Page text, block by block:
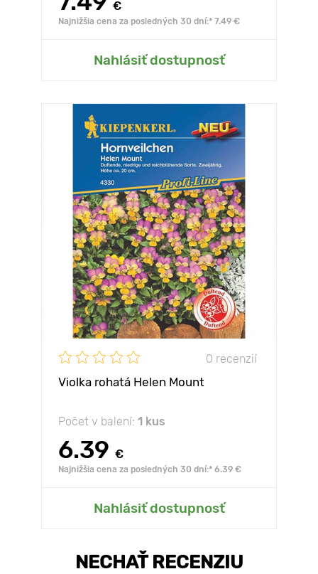
€
Najnižšia cena za posledných 30 dní:* 7.49 €
Nahlásiť dostupnosť
0 recenzií
Violka rohatá Helen Mount
Počet v balení: 1 kus
6.39 €
Najnižšia cena za posledných 30 dní:* 6.39 €
Nahlásiť dostupnosť
NECHAŤ RECENZIU